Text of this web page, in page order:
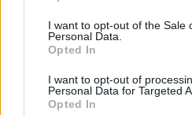
use your data for below
consent section.
I want to opt-out of the Sale
Personal Data.
Opted In
I want to opt-out of
Personal Data for Targeted
Opted In
éves összevetésben a
élelmiszerek ára már